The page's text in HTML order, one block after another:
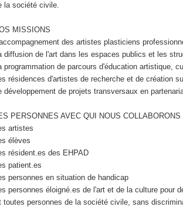
la société civile.
MISSIONS
des artistes plasticiens
diffusion de l'art dans les espaces publics et les
programmation de parcours d'éducation artistique,
résidences d'artistes de recherche et de création
développement de projets transversaux en
PERSONNES AVEC QUI NOUS COLLABORONS
artistes
élèves
résident.es des EHPAD
patient.es
personnes en situation de handicap
personnes éloigné.es de l'art et de la culture pour
toutes personnes de la société civile, sans